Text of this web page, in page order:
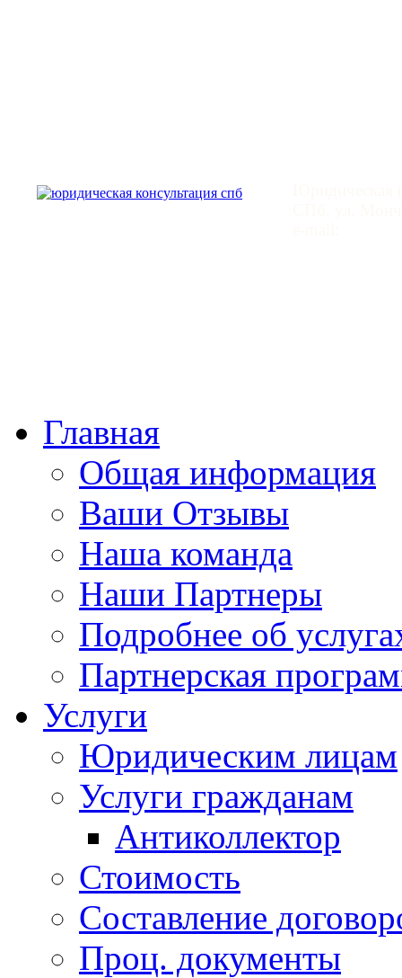
Главная
Общая информация
Ваши Отзывы
Наша команда
Наши Партнеры
Подробнее об
Партнерская
Услуги
Юридическим лицам
Услуги гражданам
Антиколлектор
Стоимость
Составление
Проц. документы